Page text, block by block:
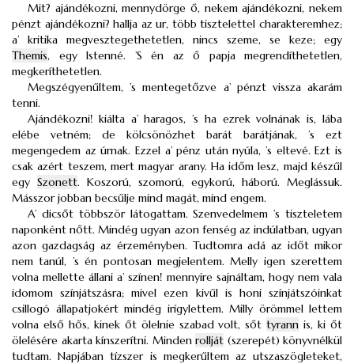
Mit? ajándékozni, mennydörge ő, nekem ajándékozni, nekem
pénzt ajándékozni? hallja az ur, több tisztelettel charakteremhez;
a’ kritika megvesztegethetetlen, nincs szeme, se keze; egy
Themis, egy Istenné. ’S én az ő papja megrendíthetetlen,
megkeríthetetlen.
Megszégyenűltem, ’s mentegetőzve a’ pénzt vissza akarám
tenni.
Ajándékozni! kiálta a’ haragos, ’s ha ezrek volnának is, lába
elébe vetném; de kölcsönözhet barát barátjának, ’s ezt
megengedem az úrnak. Ezzel a’ pénz után nyúla, ’s eltevé. Ezt is
csak azért teszem, mert magyar arany. Ha időm lesz, majd készűl
egy Szonett. Koszorú, szomorú, egykorú, háború. Meglássuk.
Másszor jobban becsűlje mind magát, mind engem.
A’ dicsőt többször látogattam. Szenvedelmem ’s tiszteletem
naponként nőtt. Mindég ugyan azon fenség az indúlatban, ugyan
azon gazdagság az érzeményben. Tudtomra adá az időt mikor
nem tanúl, ’s én pontosan megjelentem. Melly igen szerettem
volna mellette állani a’ színen! mennyire sajnáltam, hogy nem vala
idomom színjátszásra; mivel ezen kivűl is honi színjátszóinkat
csillogó állapatjokért mindég irígylettem. Milly örömmel lettem
volna első hős, kinek őt ölelnie szabad volt, sőttyrann is, ki őt
ölelésére akarta kínszerítni. Minden rollját (szerepét) könyvnélkül
tudtam. Napjában tízszer is megkerűltem az utszaszögleteket,